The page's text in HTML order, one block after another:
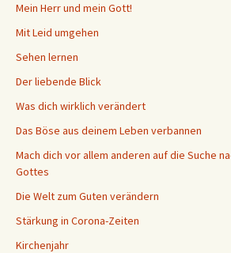
Mein Herr und mein Gott!
Mit Leid umgehen
Sehen lernen
Der liebende Blick
Was dich wirklich verändert
Das Böse aus deinem Leben verbannen
Mach dich vor allem anderen auf die Suche
Gottes
Die Welt zum Guten verändern
Stärkung in Corona-Zeiten
Kirchenjahr